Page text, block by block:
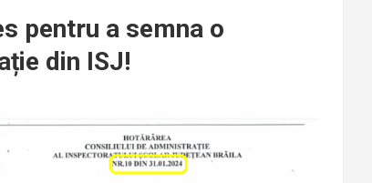
pentru a semna o
din ISJ!